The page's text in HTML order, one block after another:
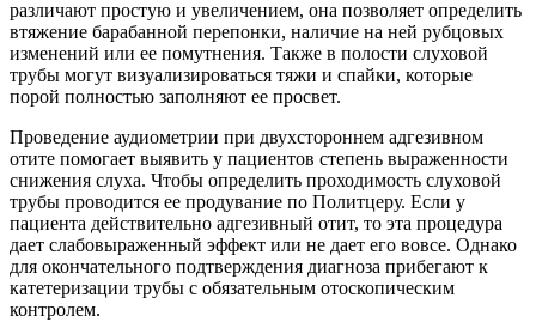
различают простую и увеличением, она позволяет определить
втяжение барабанной перепонки, наличие на ней рубцовых
изменений или ее помутнения. Также в полости слуховой
трубы могут визуализироваться тяжи и спайки, которые
порой полностью заполняют ее просвет.
Проведение аудиометрии при двухстороннем адгезивном
отите помогает выявить у пациентов степень выраженности
снижения слуха. Чтобы определить проходимость слуховой
трубы проводится ее продувание по Политцеру. Если у
пациента действительно адгезивный отит, то эта процедура
дает слабовыраженный эффект или не дает его вовсе. Однако
для окончательного подтверждения диагноза прибегают к
катетеризации трубы с обязательным отоскопическим
контролем.